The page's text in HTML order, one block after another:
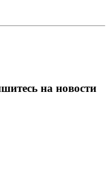
на новости